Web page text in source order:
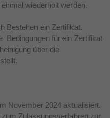
wiederholt werden.
Bestehen ein Zertifikat.
Bedingungen für ein Zertifikat
über die
November 2024 aktualisiert.
Zulassungsverfahren zur